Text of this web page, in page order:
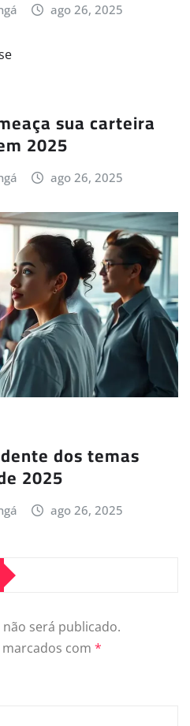
ago 26, 2025
sua carteira
2025
ago 26, 2025
dos temas
2025
ago 26, 2025
será publicado.
com *